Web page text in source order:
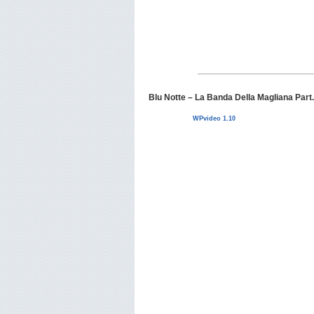
Blu Notte – La Banda Della Magliana
WPvideo 1.10